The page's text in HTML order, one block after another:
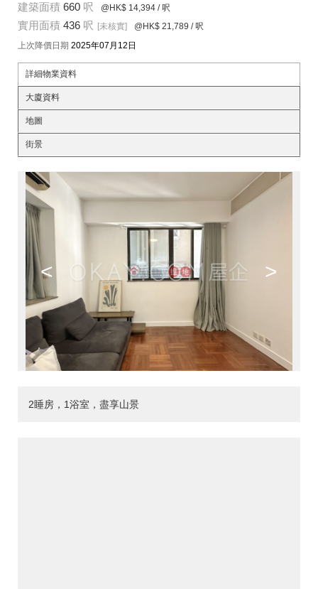
建築面積 660 呎 @HK$ 14,394 / 呎
實用面積 436 呎 [未核實] @HK$ 21,789 / 呎
上次降價日期 2025年07月12日
詳細物業資料
大廈資料
地圖
街景
< >
2睡房，1浴室，盡享山景